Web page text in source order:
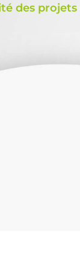
des projets